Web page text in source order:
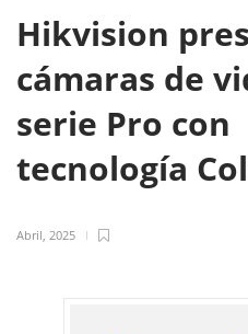
Hikvision
cámaras de
serie Pro con
tecnología
Abril, 2025